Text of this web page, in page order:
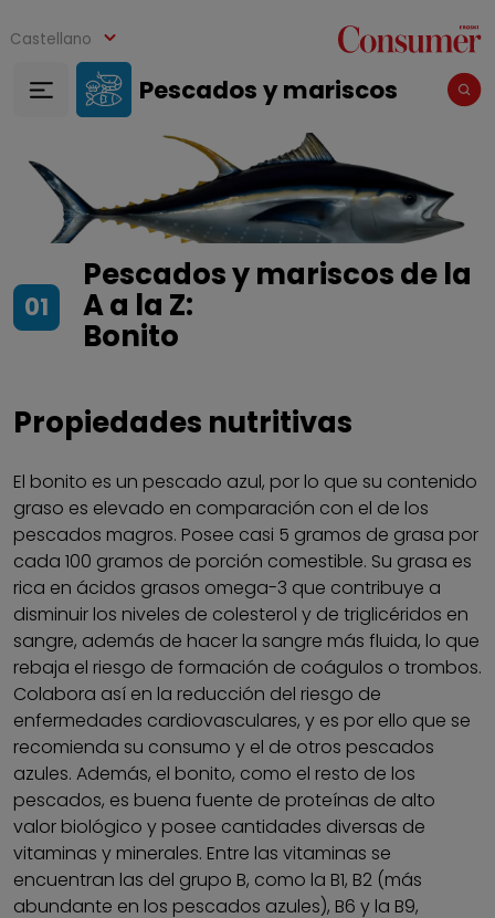
Castellano
Pescados y mariscos
01
Pescados y mariscos de la
A a la Z:
Bonito
Propiedades nutritivas
El bonito es un pescado azul, por lo que su contenido
graso es elevado en comparación con el de los
pescados magros. Posee casi 5 gramos de grasa por
cada 100 gramos de porción comestible. Su grasa es
rica en ácidos grasos omega-3 que contribuye a
disminuir los niveles de colesterol y de triglicéridos en
sangre, además de hacer la sangre más fluida, lo que
rebaja el riesgo de formación de coágulos o trombos.
Colabora así en la reducción del riesgo de
enfermedades cardiovasculares, y es por ello que se
recomienda su consumo y el de otros pescados
azules. Además, el bonito, como el resto de los
pescados, es buena fuente de proteínas de alto
valor biológico y posee cantidades diversas de
vitaminas y minerales. Entre las vitaminas se
encuentran las del grupo B, como la B1, B2 (más
abundante en los pescados azules), B6 y la B9,